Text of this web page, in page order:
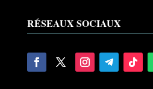
RÉSEAUX SOCIAUX